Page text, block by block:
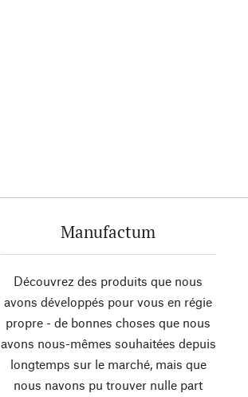
Manufactum
Découvrez des produits que nous
avons développés pour vous en régie
propre - de bonnes choses que nous
avons nous-mêmes souhaitées depuis
longtemps sur le marché, mais que
nous navons pu trouver nulle part